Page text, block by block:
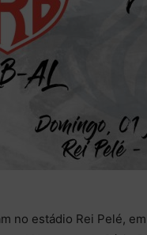
no estádio Rei Pelé,